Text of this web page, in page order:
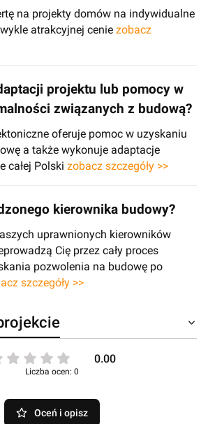
na projekty domów na indywidualne
atrakcyjnej cenie zobacz
projektu lub pomocy w
związanych z budową?
oferuje pomoc w uzyskaniu
a także wykonuje adaptacje
całej Polski zobacz szczegóły >>
kierownika budowy?
uprawnionych kierowników
Cię przez cały proces
pozwolenia na budowę po
szczegóły >>
0.00
Liczba ocen: 0
Oceń i opisz